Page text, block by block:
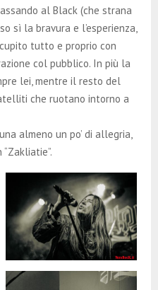
al Black (che strana
sì la bravura e l’esperienza,
tutto e proprio con
col pubblico. In più la
lei, mentre il resto del
che ruotano intorno a
almeno un po’ di allegria,